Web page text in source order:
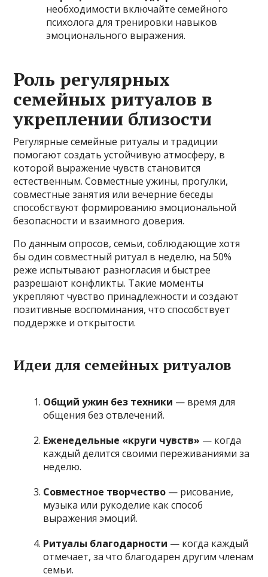
необходимости включайте семейного
психолога для тренировки навыков
эмоционального выражения.
Роль регулярных
семейных ритуалов в
укреплении близости
Регулярные семейные ритуалы и традиции
помогают создать устойчивую атмосферу, в
которой выражение чувств становится
естественным. Совместные ужины, прогулки,
совместные занятия или вечерние беседы
способствуют формированию эмоциональной
безопасности и взаимного доверия.
По данным опросов, семьи, соблюдающие хотя
бы один совместный ритуал в неделю, на 50%
реже испытывают разногласия и быстрее
разрешают конфликты. Такие моменты
укрепляют чувство принадлежности и создают
позитивные воспоминания, что способствует
поддержке и открытости.
Идеи для семейных ритуалов
Общий ужин без техники — время для
общения без отвлечений.
Еженедельные «круги чувств» — когда
каждый делится своими переживаниями за
неделю.
Совместное творчество — рисование,
музыка или рукоделие как способ
выражения эмоций.
Ритуалы благодарности — когда каждый
отмечает, за что благодарен другим членам
семьи.